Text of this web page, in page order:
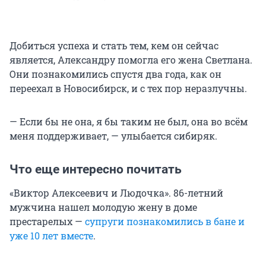
Добиться успеха и стать тем, кем он сейчас
является, Александру помогла его жена Светлана.
Они познакомились спустя два года, как он
переехал в Новосибирск, и с тех пор неразлучны.
— Если бы не она, я бы таким не был, она во всём
меня поддерживает, — улыбается сибиряк.
Что еще интересно почитать
«Виктор Алексеевич и Людочка». 86-летний
мужчина нашел молодую жену в доме
престарелых — супруги познакомились в бане и
уже 10 лет вместе.